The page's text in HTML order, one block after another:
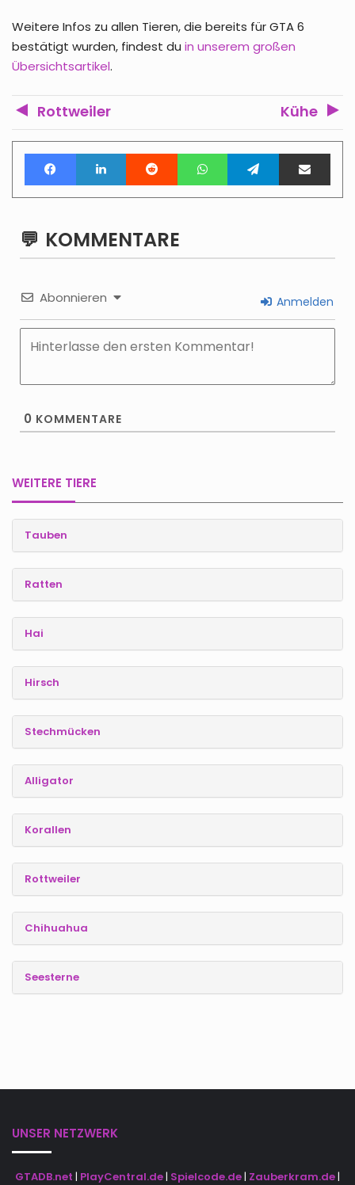
Weitere Infos zu allen Tieren, die bereits für GTA 6
bestätigt wurden, findest du in unserem großen
Übersichtsartikel.
Rottweiler Kühe
FacebookLinkedIn Reddit WhatsAppTelegramTeile per E-Mail
KOMMENTARE
Abonnieren Anmelden
0 KOMMENTARE
WEITERE TIERE
Tauben
Ratten
Hai
Hirsch
Stechmücken
Alligator
Korallen
Rottweiler
Chihuahua
Seesterne
UNSER NETZWERK
GTADB.net | PlayCentral.de| Spielcode.de| Zauberkram.de|